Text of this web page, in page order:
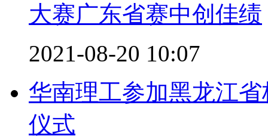
大赛广东省赛中创佳绩
2021-08-20 10:07
华南理工参加黑龙江
仪式